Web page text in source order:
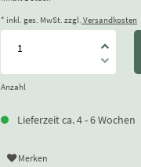
* inkl. ges. MwSt. zzgl. Versandkosten
Anzahl
Lieferzeit ca. 4 - 6 Wochen
Merken